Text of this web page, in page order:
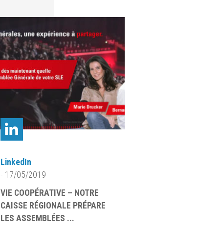
LinkedIn
- 17/05/2019
VIE COOPÉRATIVE – NOTRE
CAISSE RÉGIONALE PRÉPARE
LES ASSEMBLÉES ...